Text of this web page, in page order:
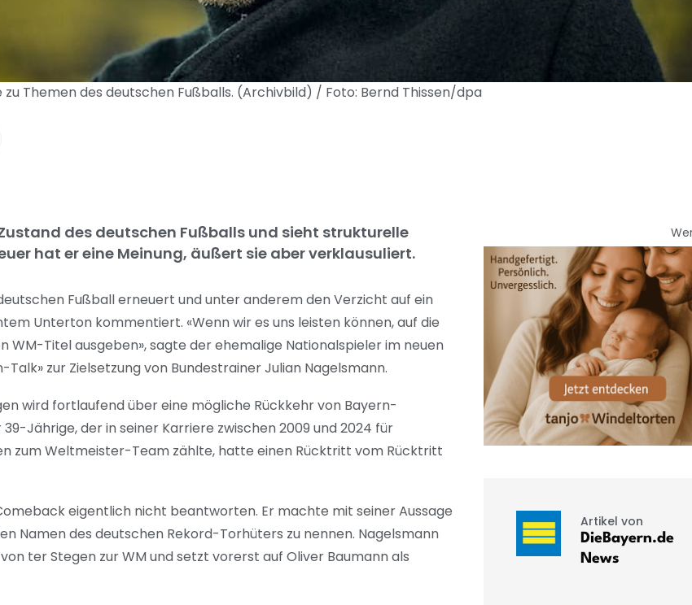
Themen des deutschen Fußballs. (Archivbild) / Foto: Bernd Thissen/dpa
des deutschen Fußballs und sieht strukturelle
hat er eine Meinung, äußert sie aber verklausuliert.
Fußball erneuert und unter anderem den Verzicht auf ein
Unterton kommentiert. «Wenn wir es uns leisten können, auf die
WM-Titel ausgeben», sagte der ehemalige Nationalspieler im neuen
zur Zielsetzung von Bundestrainer Julian Nagelsmann.
wird fortlaufend über eine mögliche Rückkehr von Bayern-
Jährige, der in seiner Karriere zwischen 2009 und 2024 für
zum Weltmeister-Team zählte, hatte einen Rücktritt vom Rücktritt
eigentlich nicht beantworten. Er machte mit seiner Aussage
Namen des deutschen Rekord-Torhüters zu nennen. Nagelsmann
ter Stegen zur WM und setzt vorerst auf Oliver Baumann als
Artikel von
DieBayern.de
News